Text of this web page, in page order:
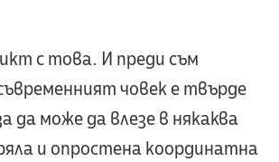
с това. И преди съм
човек е твърде
да може да влезе в някаква
и опростена координатна